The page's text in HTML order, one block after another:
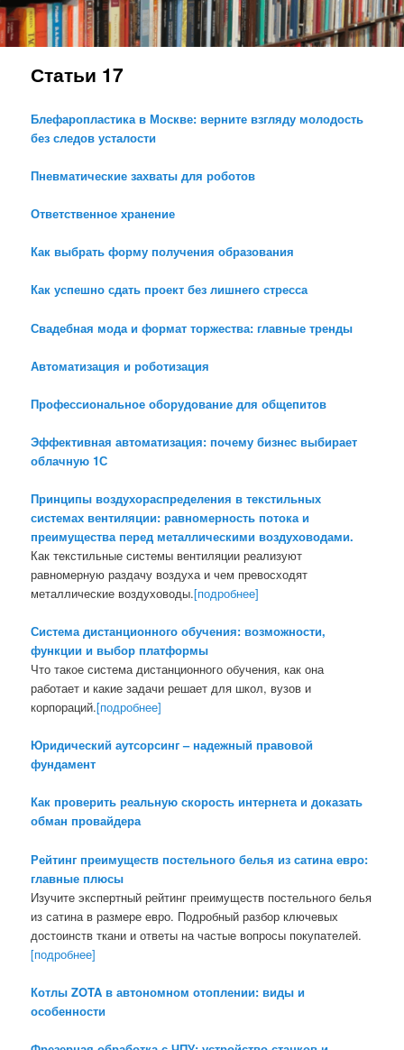
Статьи 17
Блефаропластика в Москве: верните взгляду молодость
без следов усталости
Пневматические захваты для роботов
Ответственное хранение
Как выбрать форму получения образования
Как успешно сдать проект без лишнего стресса
Свадебная мода и формат торжества: главные тренды
Автоматизация и роботизация
Профессиональное оборудование для общепитов
Эффективная автоматизация: почему бизнес выбирает
облачную 1С
Принципы воздухораспределения в текстильных
системах вентиляции: равномерность потока и
преимущества перед металлическими воздуховодами.
Как текстильные системы вентиляции реализуют
равномерную раздачу воздуха и чем превосходят
металлические воздуховоды.[подробнее]
Система дистанционного обучения: возможности,
функции и выбор платформы
Что такое система дистанционного обучения, как она
работает и какие задачи решает для школ, вузов и
корпораций.[подробнее]
Юридический аутсорсинг – надежный правовой
фундамент
Как проверить реальную скорость интернета и доказать
обман провайдера
Рейтинг преимуществ постельного белья из сатина евро:
главные плюсы
Изучите экспертный рейтинг преимуществ постельного белья
из сатина в размере евро. Подробный разбор ключевых
достоинств ткани и ответы на частые вопросы покупателей.
[подробнее]
Котлы ZOTA в автономном отоплении: виды и
особенности